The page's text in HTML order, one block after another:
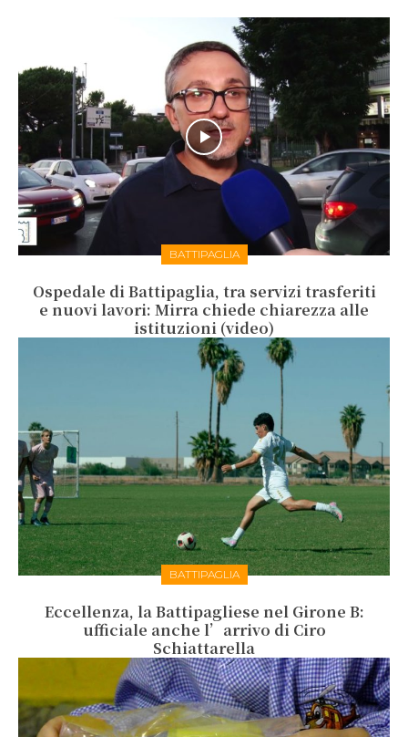
BATTIPAGLIA
Ospedale di Battipaglia, tra servizi trasferiti
e nuovi lavori: Mirra chiede chiarezza alle
istituzioni (video)
BATTIPAGLIA
Eccellenza, la Battipagliese nel Girone B:
ufficiale anche l’arrivo di Ciro
Schiattarella